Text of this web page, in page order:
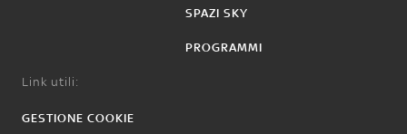
SPAZI SKY
PROGRAMMI
Link utili:
GESTIONE COOKIE